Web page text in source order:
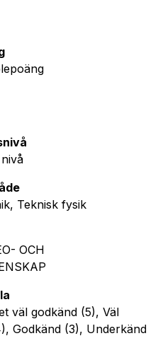
Teknisk fysik
OCH
väl godkänd (5), Väl
Godkänd (3), Underkänd